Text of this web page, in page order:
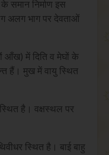
समान निर्माण इस
अलग भाग पर देवताओं
आँख) में दिति व मेघों के
हैं। मुख में वायु स्थित
स्थित है। वक्षस्थल पर
स्थित है। बाई बाहु